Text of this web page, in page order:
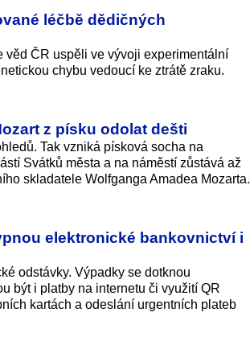
léčbě dědičných
věd ČR uspěli ve vývoji experimentální
chybu vedoucí ke ztrátě zraku.
z písku odolat dešti
Tak vzniká písková socha na
Svátků města a na náměstí zůstává až
skladatele Wolfganga Amadea Mozarta.
elektronické bankovnictví i
odstávky. Výpadky se dotknou
být i platby na internetu či využití QR
kartách a odeslání urgentních plateb